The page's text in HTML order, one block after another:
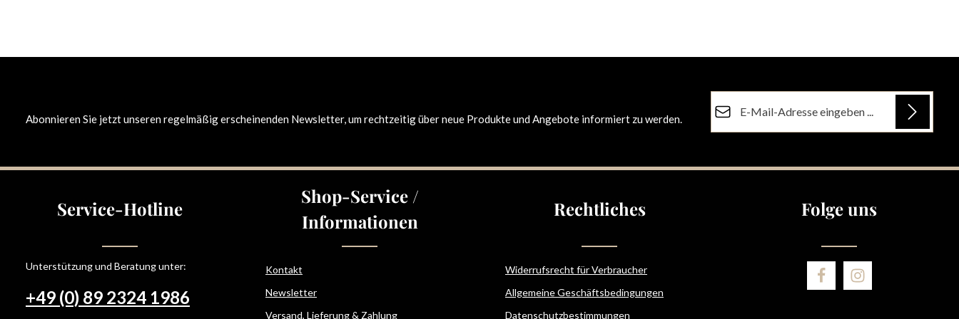
Abonnieren Sie jetzt unseren regelmäßig erscheinenden Newsletter, um rechtzeitig über neue Produkte und Angebote informiert zu werden.
Ich habe dieDatenschutzbestimmungenzur
Pflichtfelder.
Service-Hotline
Unterstützung und Beratung unter:
+49 (0) 89 2324 1986
Shop-Service /
Informationen
Kontakt
Newsletter
Versand, Lieferung & Zahlung
Rechtliches
Widerrufsrecht für Verbraucher
Allgemeine Geschäftsbedingungen
Datenschutzbestimmungen
Folge uns